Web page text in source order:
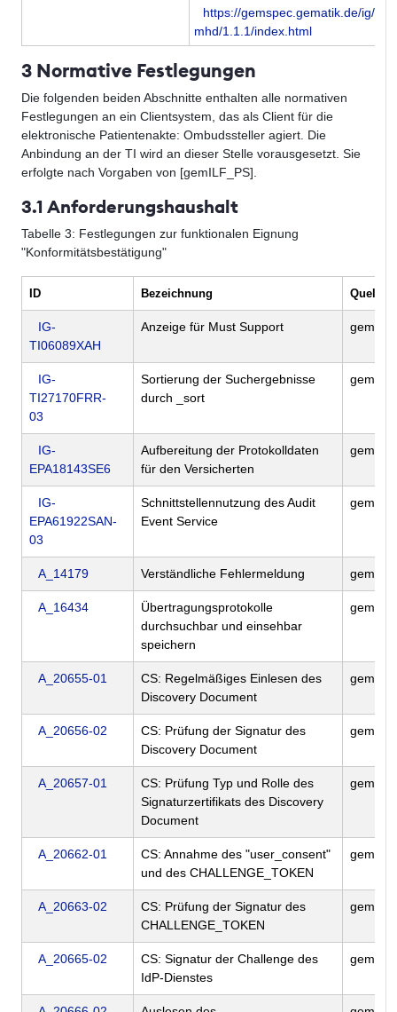
https://gemspec.gematik.de/ig/
mhd/1.1.1/index.html
3 Normative Festlegungen
Die folgenden beiden Abschnitte enthalten alle normativen
Festlegungen an ein Clientsystem, das als Client für die
elektronische Patientenakte: Ombudssteller agiert. Die
Anbindung an der TI wird an dieser Stelle vorausgesetzt. Sie
erfolgte nach Vorgaben von [gemILF_PS].
3.1 Anforderungshaushalt
Tabelle 3: Festlegungen zur funktionalen Eignung
"Konformitätsbestätigung"
ID Bezeichnung Quelle
IG-
TI06089XAH
Anzeige für Must Support
IG-
TI27170FRR-
03
Sortierung der Suchergebnisse
durch _sort
IG-
EPA18143SE6
Aufbereitung der Protokolldaten
für den Versicherten
IG-
EPA61922SAN-
03
Schnittstellennutzung des Audit
Event Service
A_14179 Verständliche Fehlermeldung
A_16434
Übertragungsprotokolle
durchsuchbar und einsehbar
speichern
A_20655-01
CS: Regelmäßiges Einlesen des
Discovery Document
A_20656-02
CS: Prüfung der Signatur des
Discovery Document
A_20657-01
CS: Prüfung Typ und Rolle des
Signaturzertifikats des Discovery
Document
A_20662-01
CS: Annahme des "user_consent"
und des CHALLENGE_TOKEN
A_20663-02
CS: Prüfung der Signatur des
CHALLENGE_TOKEN
A_20665-02
CS: Signatur der Challenge des
IdP-Dienstes